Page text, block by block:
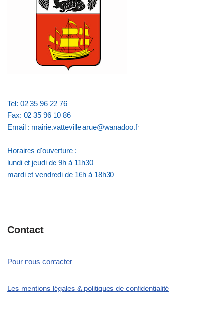
Tel: 02 35 96 22 76
Fax: 02 35 96 10 86
Email : mairie.vattevillelarue@wanadoo.fr
Horaires d'ouverture :
lundi et jeudi de 9h à 11h30
mardi et vendredi de 16h à 18h30
Contact
Pour nous contacter
Les mentions légales & politiques de confidentialité